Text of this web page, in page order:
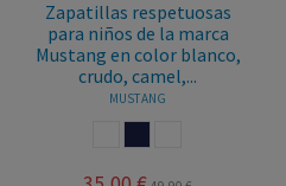
Zapatillas respetuosas
para niños de la marca
Mustang en color blanco,
crudo, camel,...
MUSTANG